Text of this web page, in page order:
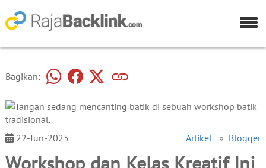
Bagikan:
22-Jun-2025 Artikel » Blogger